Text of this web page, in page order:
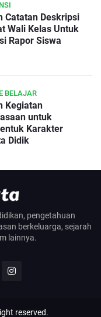
Catatan Deskripsi
Wali Kelas Untuk
Rapor Siswa
BELAJAR
Kegiatan
untuk
Karakter
Didik
pengetahuan
berkeluarga, sejarah
lainnya.
reserved.